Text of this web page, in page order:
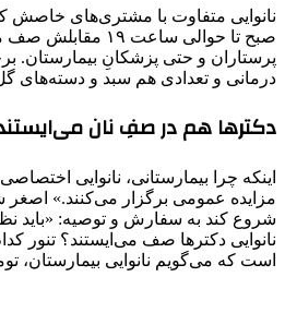
صبح تا حوالی
پرستاران و حتی پزشکانِ بیمارستان.
درمانی و تعدادی هم سبد و دسته‌های گل دارند. اصغر
دکترها هم در صفِ نان
اینکه چرا بیمارستانی، نانوایی
مزایده عمومی برگزار می‌کنند.» اصغر
شروع کند به سفارش و توصیه: «باید
نانوایی دکترها صف می‌ایستند؟ تنور
است که می‌گویم نانوایی بیمارستان،